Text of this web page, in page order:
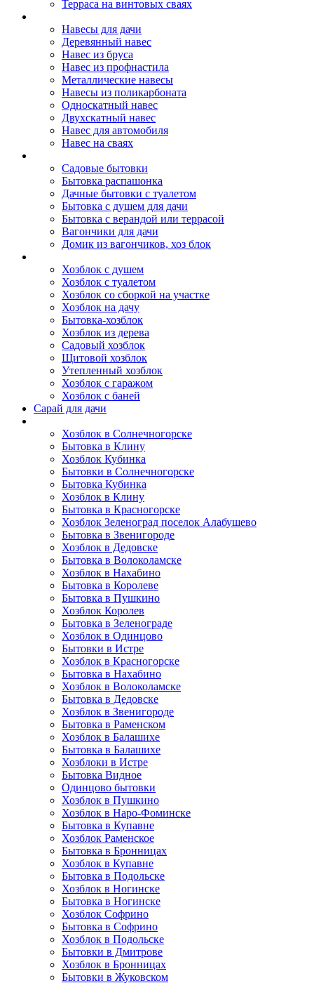
Терраса на винтовых сваях
Навесы для дачи
Деревянный навес
Навес из бруса
Навес из профнастила
Металлические навесы
Навесы из поликарбоната
Односкатный навес
Двухскатный навес
Навес для автомобиля
Навес на сваях
Садовые бытовки
Бытовка распашонка
Дачные бытовки с туалетом
Бытовка с душем для дачи
Бытовка с верандой или террасой
Вагончики для дачи
Домик из вагончиков, хоз блок
Хозблок с душем
Хозблок с туалетом
Хозблок со сборкой на участке
Хозблок на дачу
Бытовка-хозблок
Хозблок из дерева
Садовый хозблок
Щитовой хозблок
Утепленный хозблок
Хозблок с гаражом
Хозблок с баней
Сарай для дачи
Хозблок в Солнечногорске
Бытовка в Клину
Хозблок Кубинка
Бытовки в Солнечногорске
Бытовка Кубинка
Хозблок в Клину
Бытовка в Красногорске
Хозблок Зеленоград поселок Алабушево
Бытовка в Звенигороде
Хозблок в Дедовске
Бытовка в Волоколамске
Хозблок в Нахабино
Бытовка в Королеве
Бытовкa в Пушкино
Хозблок Королев
Бытовка в Зеленограде
Хозблок в Одинцово
Бытовки в Истре
Хозблок в Красногорске
Бытовка в Нахабино
Хозблок в Волоколамске
Бытовкa в Дедовске
Хозблок в Звенигороде
Бытовка в Раменском
Хозблок в Балашихе
Бытовкa в Балашихе
Хозблоки в Истре
Бытовка Видное
Одинцово бытовки
Хозблок в Пушкино
Хозблок в Наро-Фоминске
Бытовка в Купавне
Хозблок Раменское
Бытовка в Бронницах
Хозблок в Купавне
Бытовка в Подольске
Хозблок в Ногинске
Бытовка в Ногинске
Хозблок Софрино
Бытовка в Софрино
Хозблок в Подольске
Бытовки в Дмитрове
Хозблок в Бронницах
Бытовки в Жуковском